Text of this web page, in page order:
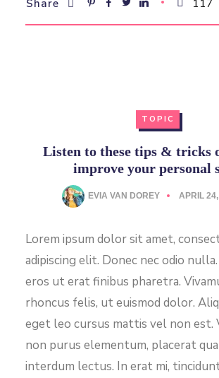
Share 117
TOPIC
Listen to these tips & tricks
improve your personal
EVIA VAN DOREY APRIL
Lorem ipsum dolor sit amet,
adipiscing elit. Donec nec odio
eros ut erat finibus pharetra.
rhoncus felis, ut euismod dolor.
eget leo cursus mattis vel non est.
non purus elementum, placerat
interdum lectus. In erat mi,